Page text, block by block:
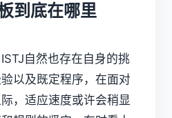
到底在哪里
自然也存在自身的挑
以及既定程序，在面对
，适应速度或许会稍显